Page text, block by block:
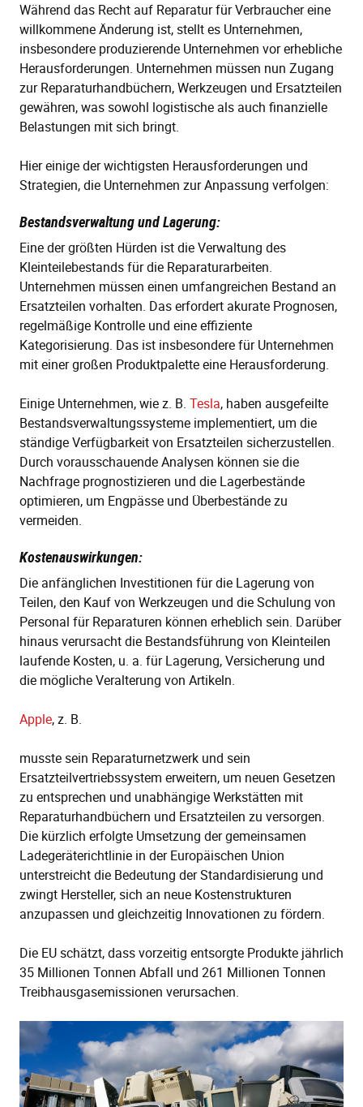
Während das Recht auf Reparatur für Verbraucher eine
willkommene Änderung ist, stellt es Unternehmen,
insbesondere produzierende Unternehmen vor erhebliche
Herausforderungen. Unternehmen müssen nun Zugang
zur Reparaturhandbüchern, Werkzeugen und Ersatzteilen
gewähren, was sowohl logistische als auch finanzielle
Belastungen mit sich bringt.
Hier einige der wichtigsten Herausforderungen und
Strategien, die Unternehmen zur Anpassung verfolgen:
Bestandsverwaltung und Lagerung:
Eine der größten Hürden ist die Verwaltung des
Kleinteilebestands für die Reparaturarbeiten.
Unternehmen müssen einen umfangreichen Bestand an
Ersatzteilen vorhalten. Das erfordert akurate Prognosen,
regelmäßige Kontrolle und eine effiziente
Kategorisierung. Das ist insbesondere für Unternehmen
mit einer großen Produktpalette eine Herausforderung.
Einige Unternehmen, wie z. B. Tesla, haben ausgefeilte
Bestandsverwaltungssysteme implementiert, um die
ständige Verfügbarkeit von Ersatzteilen sicherzustellen.
Durch vorausschauende Analysen können sie die
Nachfrage prognostizieren und die Lagerbestände
optimieren, um Engpässe und Überbestände zu
vermeiden.
Kostenauswirkungen:
Die anfänglichen Investitionen für die Lagerung von
Teilen, den Kauf von Werkzeugen und die Schulung von
Personal für Reparaturen können erheblich sein. Darüber
hinaus verursacht die Bestandsführung von Kleinteilen
laufende Kosten, u. a. für Lagerung, Versicherung und
die mögliche Veralterung von Artikeln.
Apple, z. B.
musste sein Reparaturnetzwerk und sein
Ersatzteilvertriebssystem erweitern, um neuen Gesetzen
zu entsprechen und unabhängige Werkstätten mit
Reparaturhandbüchern und Ersatzteilen zu versorgen.
Die kürzlich erfolgte Umsetzung der gemeinsamen
Ladegeräterichtlinie in der Europäischen Union
unterstreicht die Bedeutung der Standardisierung und
zwingt Hersteller, sich an neue Kostenstrukturen
anzupassen und gleichzeitig Innovationen zu fördern.
Die EU schätzt, dass vorzeitig entsorgte Produkte jährlich
35 Millionen Tonnen Abfall und 261 Millionen Tonnen
Treibhausgasemissionen verursachen.